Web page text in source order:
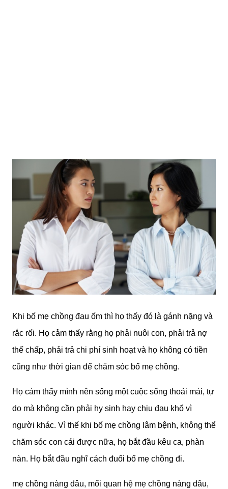
Khi bố mẹ chồng đau ốm thì họ thấy đó là gánh nặng và
rắc rối. Họ cảm thấy rằng họ phải nuôi con, phải trả nợ
thế chấp, phải trả chi phí sinh hoạt và họ không có tiền
cũng như thời gian để chăm sóc bố mẹ chồng.
Họ cảm thấy mình nên sống một cuộc sống thoải mái, tự
do mà không cần phải hy sinh hay chịu đau khổ vì
người khác. Vì thế khi bố mẹ chồng lâm bệnh, không thể
chăm sóc con cái được nữa, họ bắt đầu kêu ca, phàn
nàn. Họ bắt đầu nghĩ cách đuổi bố mẹ chồng đi.
mẹ chồng nàng dâu, mối quan hệ mẹ chồng nàng dâu,